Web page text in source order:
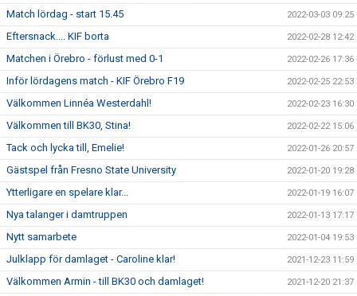
Match lördag - start 15.45 2022-03-03 09:25
Eftersnack.... KIF borta 2022-02-28 12:42
Matchen i Örebro - förlust med 0-1 2022-02-26 17:36
Inför lördagens match - KIF Örebro F19 2022-02-25 22:53
Välkommen Linnéa Westerdahl! 2022-02-23 16:30
Välkommen till BK30, Stina! 2022-02-22 15:06
Tack och lycka till, Emelie! 2022-01-26 20:57
Gästspel från Fresno State University 2022-01-20 19:28
Ytterligare en spelare klar... 2022-01-19 16:07
Nya talanger i damtruppen 2022-01-13 17:17
Nytt samarbete 2022-01-04 19:53
Julklapp för damlaget - Caroline klar! 2021-12-23 11:59
Välkommen Armin - till BK30 och damlaget! 2021-12-20 21:37